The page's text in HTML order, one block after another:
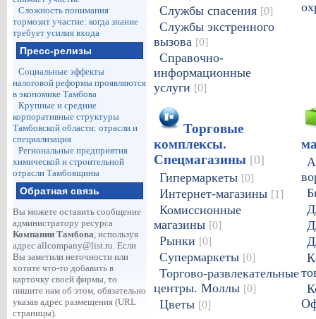
Сложность понимания
тормозит участие: когда знание
требует усилия входа
Пресс-релизы
Социальные эффекты
налоговой реформы проявляются
в экономике Тамбова
Крупные и средние
корпоративные структуры
Тамбовской области: отрасли и
специализация
Региональные предприятия
химической и строительной
отрасли Тамбовщины
Обратная связь
Вы можете оставить сообщение
администратору ресурса
Компании Тамбова, используя
адрес allcompany@list.ru. Если
Вы заметили неточности или
хотите что-то добавить в
карточку своей фирмы, то
пишите нам об этом, обязательно
указав адрес размещения (URL
страницы).
Службы спасения [0]
Службы экстренного
вызова [0]
Справочно-
информационные
услуги [0]
Торговые
комплексы.
Спецмагазины [0]
Гипермаркеты [0]
Интернет-магазины [1]
Комиссионные
магазины [0]
Рынки [0]
Супермаркеты [0]
Торгово-развлекательные
центры. Моллы [0]
Цветы [0]